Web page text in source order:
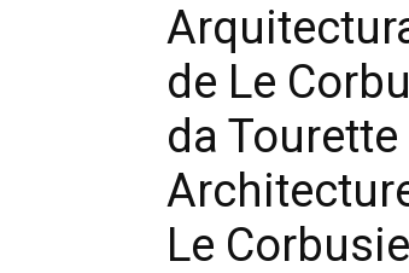
de Le
da
Le